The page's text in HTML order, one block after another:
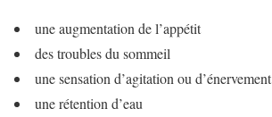
une augmentation de l’appétit
des troubles du sommeil
une sensation d’agitation ou d’énervement
une rétention d’eau